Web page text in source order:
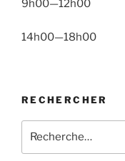
9h00—12h00
14h00—18h00
RECHERCHER
pour